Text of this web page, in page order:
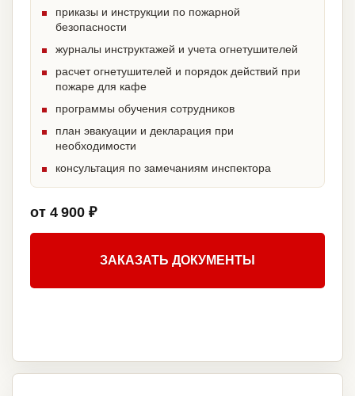
приказы и инструкции по пожарной
безопасности
журналы инструктажей и учета огнетушителей
расчет огнетушителей и порядок действий при
пожаре для кафе
программы обучения сотрудников
план эвакуации и декларация при
необходимости
консультация по замечаниям инспектора
от 4 900 ₽
ЗАКАЗАТЬ ДОКУМЕНТЫ